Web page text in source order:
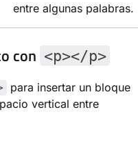
algunas palabras.
con <p></p>
para insertar un bloque
vertical entre